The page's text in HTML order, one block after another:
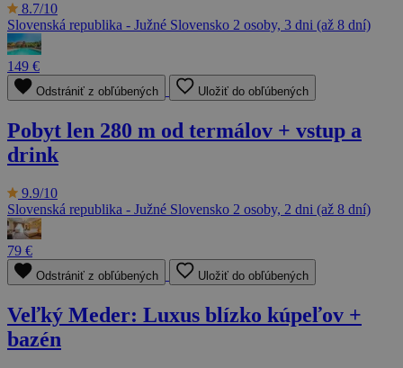
8.7/10
Slovenská republika - Južné Slovensko 2 osoby, 3 dni (až 8 dní)
149 €
Odstrániť z obľúbených Uložiť do obľúbených
Pobyt len 280 m od termálov + vstup a
drink
9.9/10
Slovenská republika - Južné Slovensko 2 osoby, 2 dni (až 8 dní)
79 €
Odstrániť z obľúbených Uložiť do obľúbených
Veľký Meder: Luxus blízko kúpeľov +
bazén